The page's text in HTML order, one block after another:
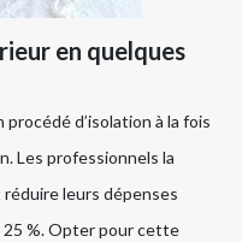
en quelques
procédé d’isolation à la fois
Les professionnels la
leurs dépenses
25 %. Opter pour cette